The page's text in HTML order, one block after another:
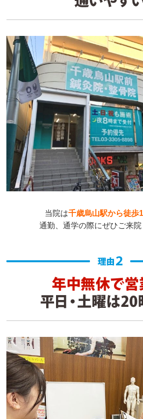
当院は千歳烏山駅から徒歩1
通勤、通学の際にぜひご来院